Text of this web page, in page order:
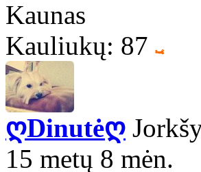
Kaunas
Kauliukų: 87
ღDinutėღ
15 metų 8 mėn.